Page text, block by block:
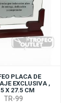
PLACA DE
EXCLUSIVA ,
X 27.5 CM
TR-99